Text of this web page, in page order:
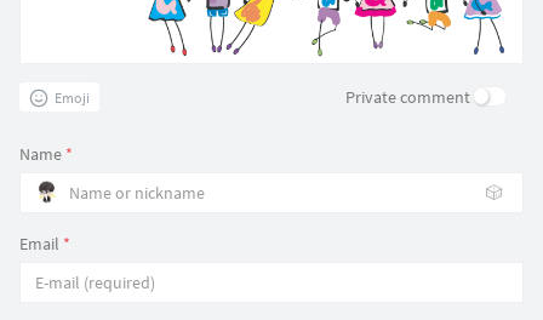
Emoji Private comment
Name *
🎲
Email *